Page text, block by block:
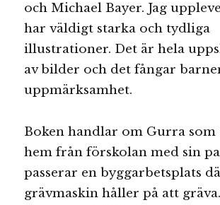
och Michael Bayer. Jag
har väldigt starka och tydliga
illustrationer. Det är hela
av bilder och det fångar
uppmärksamhet.
Boken handlar om Gurra som
hem från förskolan med sin
passerar en byggarbetsplats
grävmaskin håller på att